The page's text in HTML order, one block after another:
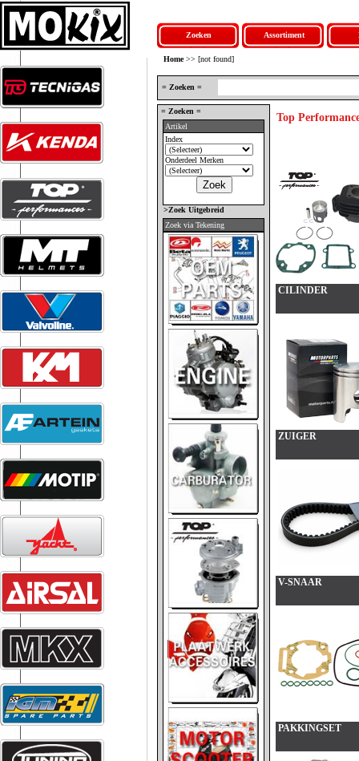
Zoeken Assortiment
Home>> [not found]
= Zoeken =
= Zoeken =
Artikel
Index
Onderdeel Merken
>Zoek Uitgebreid
Zoek via Tekening
Top
CILINDER
ZUIGER
V-SNAAR
PAKKINGSET